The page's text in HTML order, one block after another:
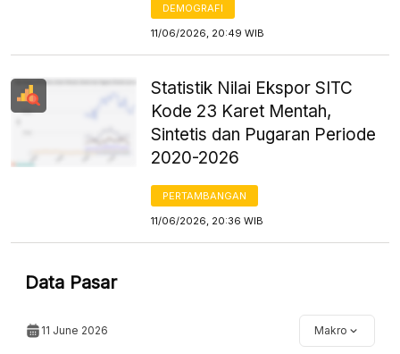
DEMOGRAFI
11/06/2026, 20:49 WIB
Statistik Nilai Ekspor SITC
Kode 23 Karet Mentah,
Sintetis dan Pugaran Periode
2020-2026
PERTAMBANGAN
11/06/2026, 20:36 WIB
Data Pasar
11 June 2026 Makro